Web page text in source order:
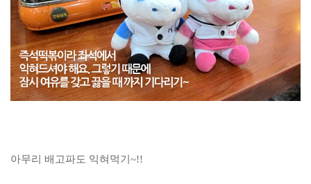
아무리 배고파도 익혀먹기~!!